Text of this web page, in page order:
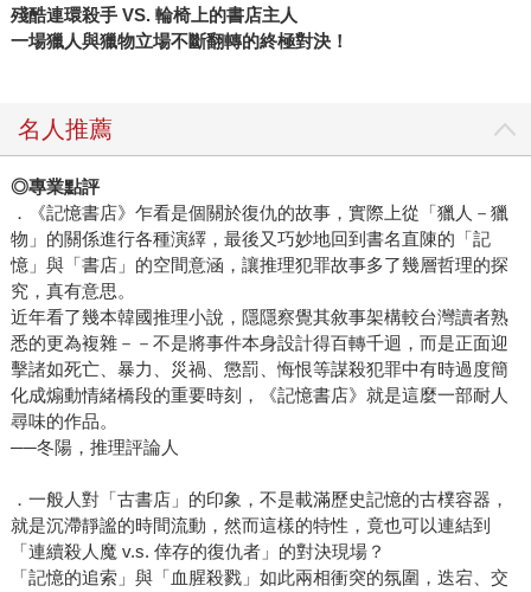
殘酷連環殺手VS. 輪椅上的書店主人
一場獵人與獵物立場不斷翻轉的終極對決！
名人推薦
◎專業點評
．《記憶書店》乍看是個關於復仇的故事，實際上從「獵人－獵
物」的關係進行各種演繹，最後又巧妙地回到書名直陳的「記
憶」與「書店」的空間意涵，讓推理犯罪故事多了幾層哲理的探
究，真有意思。
近年看了幾本韓國推理小說，隱隱察覺其敘事架構較台灣讀者熟
悉的更為複雜－－不是將事件本身設計得百轉千迴，而是正面迎
擊諸如死亡、暴力、災禍、懲罰、悔恨等謀殺犯罪中有時過度簡
化成煽動情緒橋段的重要時刻，《記憶書店》就是這麼一部耐人
尋味的作品。
──冬陽，推理評論人
．一般人對「古書店」的印象，不是載滿歷史記憶的古樸容器，
就是沉滯靜謐的時間流動，然而這樣的特性，竟也可以連結到
「連續殺人魔 v.s. 倖存的復仇者」的對決現場？
「記憶的追索」與「血腥殺戮」如此兩相衝突的氛圍，迭宕、交